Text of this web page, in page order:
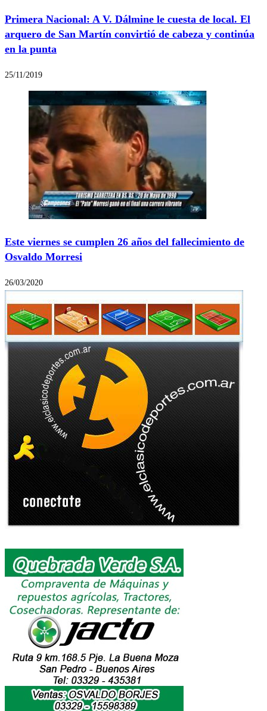
Primera Nacional: A V. Dálmine le cuesta de local. El
arquero de San Martín convirtió de cabeza y continúa
en la punta
25/11/2019
Este viernes se cumplen 26 años del fallecimiento de
Osvaldo Morresi
26/03/2020